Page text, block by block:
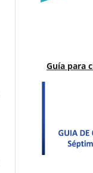
Guía para